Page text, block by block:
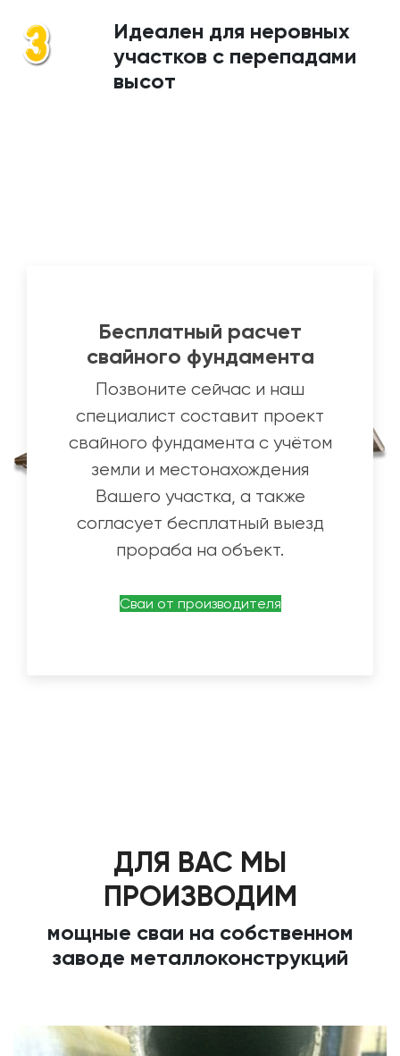
Идеален для неровных
участков с перепадами
высот
Бесплатный расчет
свайного фундамента
Позвоните сейчас и наш
специалист составит проект
свайного фундамента с учётом
земли и местонахождения
Вашего участка, а также
согласует бесплатный выезд
прораба на объект.
Сваи от производителя
ДЛЯ ВАС МЫ
ПРОИЗВОДИМ
мощные сваи на собственном
заводе металлоконструкций